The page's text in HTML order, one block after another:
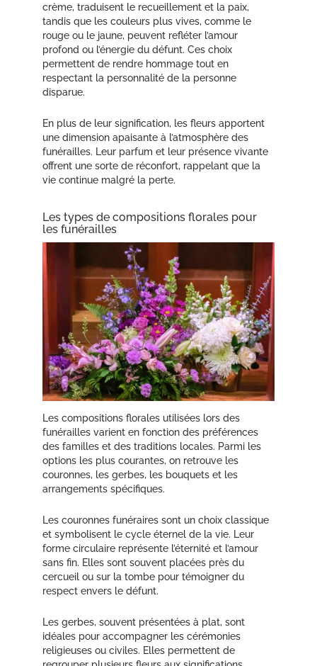
crème, traduisent le recueillement et la paix,
tandis que les couleurs plus vives, comme le
rouge ou le jaune, peuvent refléter l’amour
profond ou l’énergie du défunt. Ces choix
permettent de rendre hommage tout en
respectant la personnalité de la personne
disparue.
En plus de leur signification, les fleurs apportent
une dimension apaisante à l’atmosphère des
funérailles. Leur parfum et leur présence vivante
offrent une sorte de réconfort, rappelant que la
vie continue malgré la perte.
Les types de compositions florales pour
les funérailles
Les compositions florales utilisées lors des
funérailles varient en fonction des préférences
des familles et des traditions locales. Parmi les
options les plus courantes, on retrouve les
couronnes, les gerbes, les bouquets et les
arrangements spécifiques.
Les couronnes funéraires sont un choix classique
et symbolisent le cycle éternel de la vie. Leur
forme circulaire représente l’éternité et l’amour
sans fin. Elles sont souvent placées près du
cercueil ou sur la tombe pour témoigner du
respect envers le défunt.
Les gerbes, souvent présentées à plat, sont
idéales pour accompagner les cérémonies
religieuses ou civiles. Elles permettent de